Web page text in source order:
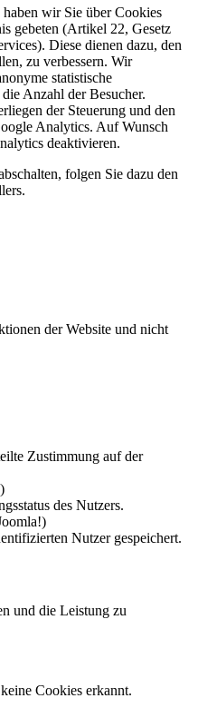
wir Sie über Cookies
gebeten (Artikel 22, Gesetz
Diese dienen dazu, den
zu verbessern. Wir
statistische
Anzahl der Besucher.
der Steuerung und den
Analytics. Auf Wunsch
deaktivieren.
folgen Sie dazu den
der Website und nicht
Zustimmung auf der
des Nutzers.
Nutzer gespeichert.
und die Leistung zu
Cookies erkannt.